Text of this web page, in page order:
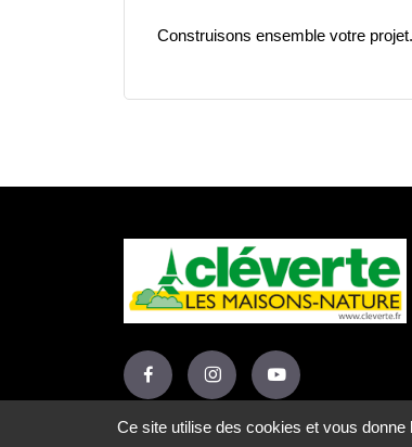
Construisons ensemble votre
Ce site utilise des cookies et vous